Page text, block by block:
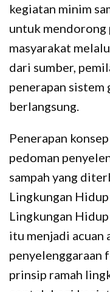
kegiatan minim
untuk mendorong
masyarakat
dari sumber,
penerapan sistem
berlangsung.
Penerapan
pedoman
sampah yang
Lingkungan
Lingkungan
itu menjadi acuan
penyelenggaraan
prinsip ramah